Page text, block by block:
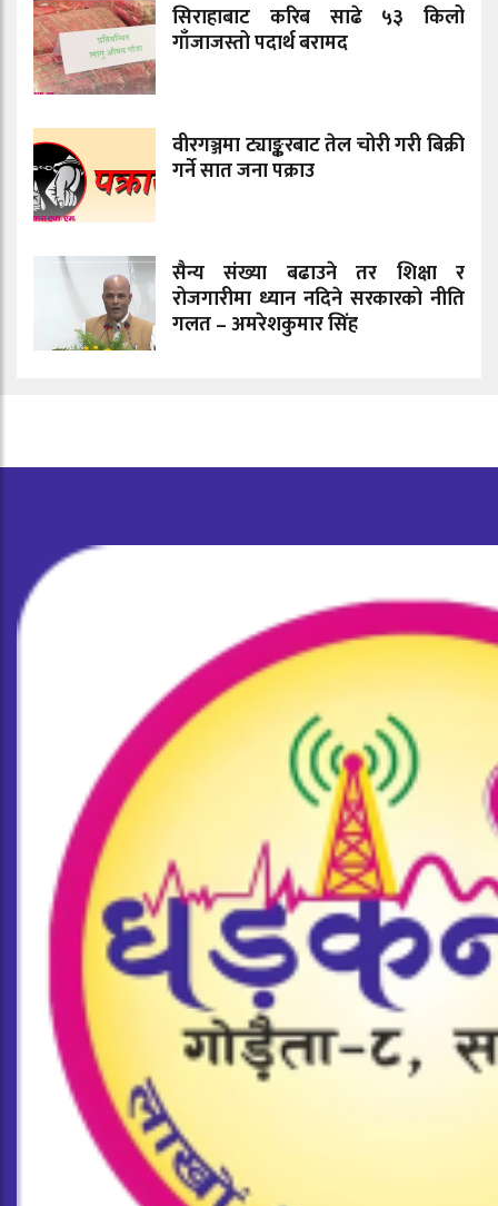
सिराहाबाट करिब साढे ५३ किलो
गाँजाजस्तो पदार्थ बरामद
वीरगञ्जमा ट्याङ्करबाट तेल चोरी गरी बिक्री
गर्ने सात जना पक्राउ
सैन्य संख्या बढाउने तर शिक्षा र
रोजगारीमा ध्यान नदिने सरकारको नीति
गलत – अमरेशकुमार सिंह